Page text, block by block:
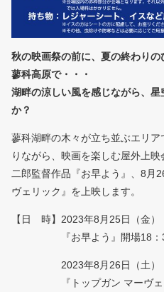
秋の映画祭の前に、夏の終わり
蓼科高原で・・・
湖畔の涼しい風を感じながら、
か？
蓼科湖畔の木々が立ち並ぶエリ
りながら、映画を楽しむ屋外上
二郎監督作品『お早よう』、8月
ヴェリック』を上映します。
【日 時】2023年8月25日（金）
『お早よう』開場18：
2023年8月26日（土）
『トップガン マーヴェリ